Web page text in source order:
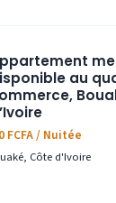
au
FCFA / Nuitée
Côte d'Ivoire